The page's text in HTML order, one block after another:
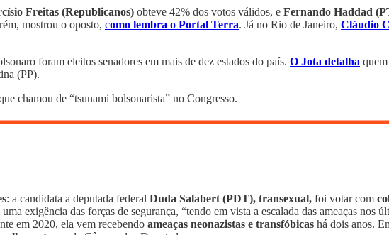
Freitas (Republicanos) obteve 42% dos votos válidos, e Fernando Haddad
mostrou o oposto, como lembra o Portal Terra. Já no Rio de Janeiro, Cláudio
foram eleitos senadores em mais de dez estados do país. O Jota detalha
(PP).
chamou de “tsunami bolsonarista” no Congresso.
: a candidata a deputada federal Duda Salabert (PDT), transexual, foi votar com
exigência das forças de segurança, “tendo em vista a escalada das ameaças nos
em 2020, ela vem recebendo ameaças neonazistas e transfóbicas há dois anos.